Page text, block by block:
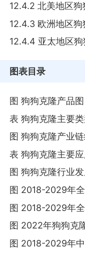
12.4.2 北美地区
12.4.3 欧洲地区
12.4.4 亚太地区
图表目录
图 狗狗克隆产品图
表 狗狗克隆主要
图 狗狗克隆产业
表 狗狗克隆主要
图 狗狗克隆行业
图 2018-2029年
图 2018-2029年
图 2022年狗狗克
图 2018-2029年